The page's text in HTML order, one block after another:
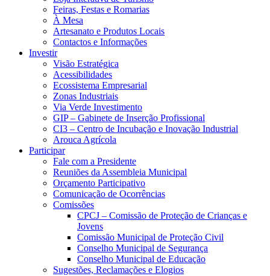
Feiras, Festas e Romarias
À Mesa
Artesanato e Produtos Locais
Contactos e Informações
Investir
Visão Estratégica
Acessibilidades
Ecossistema Empresarial
Zonas Industriais
Via Verde Investimento
GIP – Gabinete de Inserção Profissional
CI3 – Centro de Incubação e Inovação Industrial
Arouca Agrícola
Participar
Fale com a Presidente
Reuniões da Assembleia Municipal
Orçamento Participativo
Comunicação de Ocorrências
Comissões
CPCJ – Comissão de Proteção de Crianças e
Jovens
Comissão Municipal de Proteção Civil
Conselho Municipal de Segurança
Conselho Municipal de Educação
Sugestões, Reclamações e Elogios